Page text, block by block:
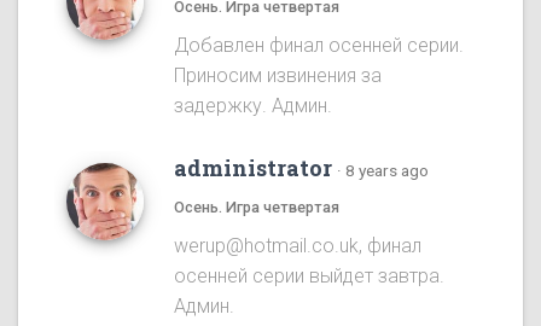
Осень. Игра четвертая
Добавлен финал осенней серии.
Приносим извинения за
задержку. Админ.
administrator · 8 years ago
Осень. Игра четвертая
werup@hotmail.co.uk, финал
осенней серии выйдет завтра.
Админ.